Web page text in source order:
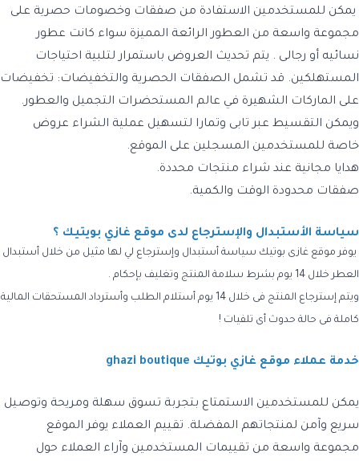
يمكن للمستخدمين الاستفادة من صفقات وخصومات حصرية على
مجموعة واسعة من العطور الرائعة المميزة سواء كانت عطور
نسائيه أو رجالى . يتم تحديث العروض باستمرار لتلبية احتياجات
المستهلكين. قد تشمل الصفقات الحصرية والتخفيضات: تخفيضات
على الماركات الشهيرة في عالم المستحضرات التجميل والعطور.
ويمكن التقسيط عبر تابى وتمارا لتسهيل عملية الشراء عروض
خاصة للمستخدمين المسجلين على الموقع.
هدايا مجانية عند شراء منتجات محددة.
صفقات محدودة الوقت والكمية.
سياسة الأستبدال والإسترجاع لدى موقع غازي بويتيك ؟
يوفر موقع غازى بوتيك سياسة أستبدال وإسترجاع لي لها مثيل من خلال أستبدال
العطر خلال 14 يوم بشرط سلامة المنتج وتغليف بإحكام .
ويتم إسترجاع المنتج فى خلال 14 يوم أستلام الطلب وأسترداد المستحقات المالية
كاملة فى حالة حدوث أى تلفيات !
خدمة عملاء موقع غازي بوتيك ghazi boutique
يمكن للمستخدمين الاستمتاع بتجربة تسوق سهلة ومريحة وتوصيل
سريع وآمن لمنتجاتهم المفضلة. تقييم العملاء يوفر الموقع
مجموعة واسعة من تقييمات المستخدمين وآراء العملاء حول